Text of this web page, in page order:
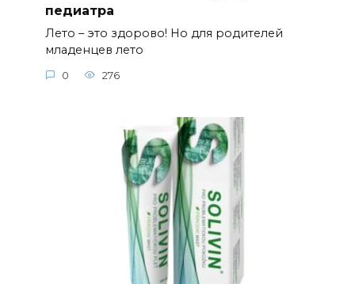
педиатра
Лето – это здорово! Но для родителей
младенцев лето
0 276